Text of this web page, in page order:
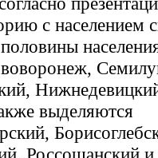
с
выделяются